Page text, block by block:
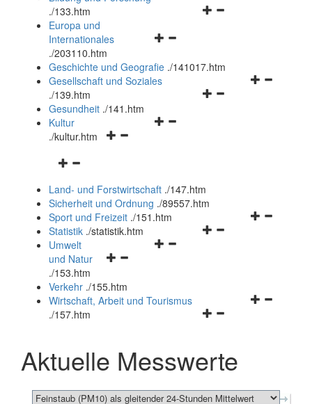
Navigationsmenü
./133.htm
Navigationsmenü
und
schließen
Europa und
Internationales
./203110.htm
Geschichte und Geografie ./141017.htm
Navigationsmenü
Gesellschaft und Soziales
./139.htm
Navigationsmenü
Gesundheit ./141.htm
Navigationsmenü
Kultur
./kultur.htm
Navigationsmenü
und
schließen
Land- und Forstwirtschaft ./147.htm
Sicherheit und Ordnung ./89557.htm
Navigationsmenü
Sport und Freizeit ./151.htm
Navigationsmenü
Statistik ./statistik.htm
Navigationsmenü
und
schließen
Umwelt
und Natur
./153.htm
Verkehr ./155.htm
Navigationsmenü
schließen
Wirtschaft, Arbeit und Tourismus
./157.htm
Aktuelle Messwerte